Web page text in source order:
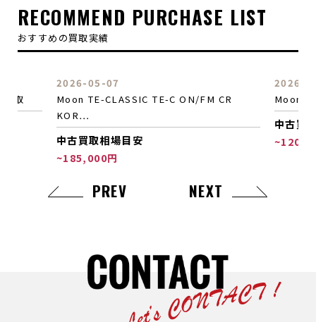
ブリッジサドルを搭載。そして、このモデル最大の特徴
であるLINDY FRALIN TALL-Dピックアップが装備され
ています。落ち着いたクリーンサウンドから、少し歪ま
じられ、いつまでも弾いていたくなるようなキャラクタ
ーを持ったギターをぜひご体験ください。
RECOMMEND PURCHASE LIST
おすすめの買取実績
PREV
取
2026-05-07
Moon TE-CLASSIC TE-C ON/FM CR
KOR…
中古買取相場目安
~185,000円
2026-
Moon
中古買
NEXT